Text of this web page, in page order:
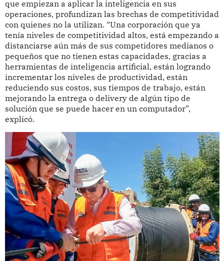
que empiezan a aplicar la inteligencia en sus
operaciones, profundizan las brechas de competitividad
con quienes no la utilizan. “Una corporación que ya
tenía niveles de competitividad altos, está empezando a
distanciarse aún más de sus competidores medianos o
pequeños que no tienen estas capacidades, gracias a
herramientas de inteligencia artificial, están logrando
incrementar los niveles de productividad, están
reduciendo sus costos, sus tiempos de trabajo, están
mejorando la entrega o delivery de algún tipo de
solución que se puede hacer en un computador”,
explicó.